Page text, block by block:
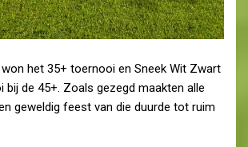
het 35+ toernooi en Sneek Wit Zwart
bij de 45+. Zoals gezegd maakten alle
geweldig feest van die duurde tot ruim